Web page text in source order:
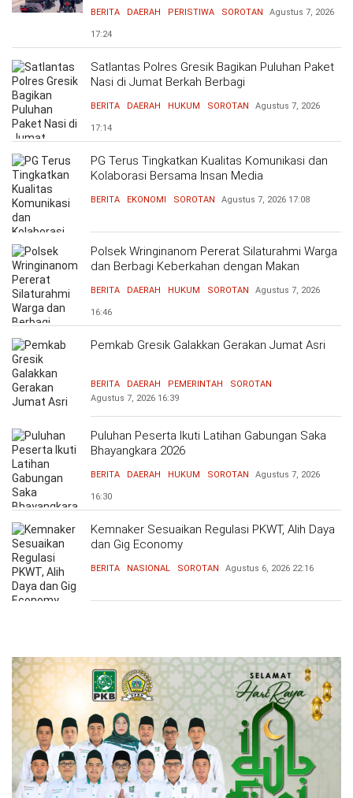
BERITA DAERAH PERISTIWA SOROTAN Agustus 7, 2026
17:24
Satlantas Polres Gresik Bagikan Puluhan Paket
Nasi di Jumat Berkah Berbagi
BERITA DAERAH HUKUM SOROTAN Agustus 7, 2026
17:14
PG Terus Tingkatkan Kualitas Komunikasi dan
Kolaborasi Bersama Insan Media
BERITA EKONOMI SOROTAN Agustus 7, 2026 17:08
Polsek Wringinanom Pererat Silaturahmi Warga
dan Berbagi Keberkahan dengan Makan
BERITA DAERAH HUKUM SOROTAN Agustus 7, 2026
16:46
Pemkab Gresik Galakkan Gerakan Jumat Asri
BERITA DAERAH PEMERINTAH
SOROTAN
Agustus 7, 2026 16:39
Puluhan Peserta Ikuti Latihan Gabungan Saka
Bhayangkara 2026
BERITA DAERAH HUKUM SOROTAN Agustus 7, 2026
16:30
Kemnaker Sesuaikan Regulasi PKWT, Alih Daya
dan Gig Economy
BERITA NASIONAL SOROTAN Agustus 6, 2026 22:16